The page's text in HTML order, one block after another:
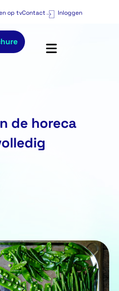
op tvContact Inloggen
de horeca